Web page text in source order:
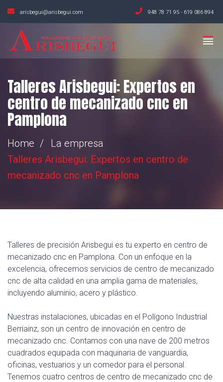
arisbegui@arisbegui.com 948 78 71 95 - 619 086 894
Talleres Arisbegui: Expertos en
centro de mecanizado cnc en
Pamplona
Home
La empresa
Talleres Arisbegui: Expertos en centro de
mecanizado cnc en Pamplona
Talleres de precisión Arisbegui es tu experto en centro de
mecanizado cnc en Pamplona. Con un enfoque en la
excelencia, ofrecemos servicios de centro de mecanizado
cnc de alta calidad en una amplia gama de materiales,
incluyendo aluminio, acero y plástico.
Nuestras instalaciones, ubicadas en el Polígono Industrial
Berriainz, son un centro de innovación en centro de
mecanizado cnc. Contamos con una nave de 200 metros
cuadrados equipada con maquinaria de vanguardia,
oficinas, vestuarios y un comedor para el personal.
Tenemos cuatro centros de centro de mecanizado cnc de